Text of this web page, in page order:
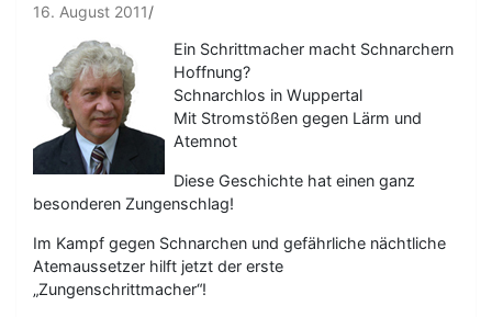
16. August 2011
Ein Schrittmacher macht Schnarchern
Hoffnung?
Schnarchlos in Wuppertal
Mit Stromstößen gegen Lärm und
Atemnot
Diese Geschichte hat einen ganz
besonderen Zungenschlag!
Im Kampf gegen Schnarchen und gefährliche nächtliche
Atemaussetzer hilft jetzt der erste
„Zungenschrittmacher“!